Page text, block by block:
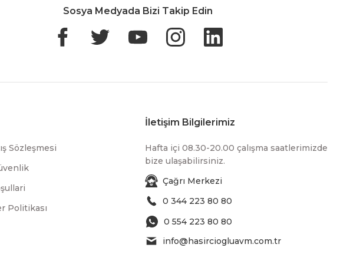
Sosya Medyada Bizi Takip Edin
Sözleşmesi
Politikası
İletişim Bilgilerimiz
Hafta içi 08.30-20.00 çalışma saatlerimizde
bize ulaşabilirsiniz.
Çağrı Merkezi
0 344 223 80 80
0 554 223 80 80
info@hasirciogluavm.com.tr